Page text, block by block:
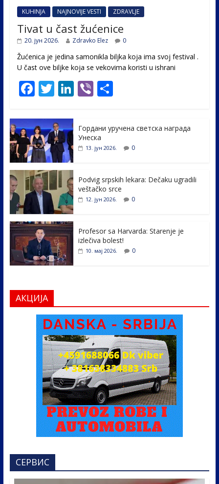
KUHINJA NAJNOVIJE VESTI ZDRAVLJE
Tivat u čast žućenice
20. јун 2026. Zdravko Elez 0
Žućenica je jedina samonikla biljka koja ima svoj festival .
U čast ovе biljke koja se vekovima koristi u ishrani
F
e
b
o
o
k
T
itt
er
Li
e
dI
Vi S
e
Гордани уручена светска награда
Унеска
13. јун 2026. 0
Podvig srpskih lekara: Dečaku ugradili
veštačko srce
12. јун 2026. 0
Profesor sa Harvarda: Starenje je
izlečiva bolest!
10. мај 2026. 0
АКЦИЈА
СЕРВИС